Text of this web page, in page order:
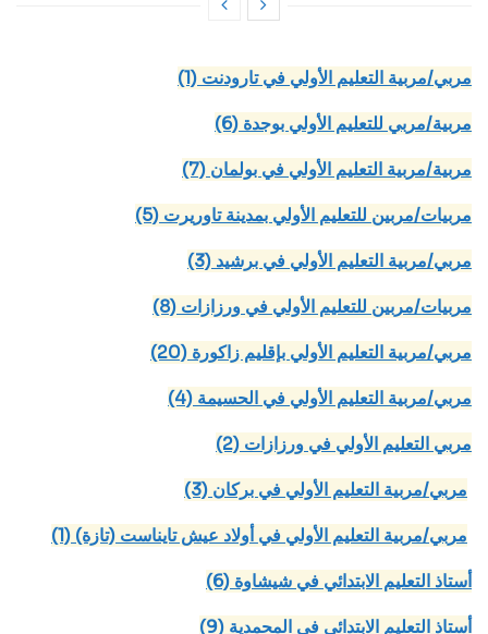
(1) مربي/مربية التعليم الأولي في تارودنت
(6) مربية/مربي للتعليم الأولي بوجدة
(7) مربية/مربية التعليم الأولي في بولمان
(5) مربيات/مربين للتعليم الأولي بمدينة تاوريرت
(3) مربي/مربية التعليم الأولي في برشيد
(8) مربيات/مربين للتعليم الأولي في ورزازات
(20) مربي/مربية التعليم الأولي بإقليم زاكورة
(4) مربي/مربية التعليم الأولي في الحسيمة
(2) مربي التعليم الأولي في ورزازات
(3) مربي/مربية التعليم الأولي في بركان
(1) مربي/مربية التعليم الأولي في أولاد عيش تايناست (تازة)
(6) أستاذ التعليم الابتدائي في شيشاوة
(9) أستاذ التعليم الابتدائي في المحمدية